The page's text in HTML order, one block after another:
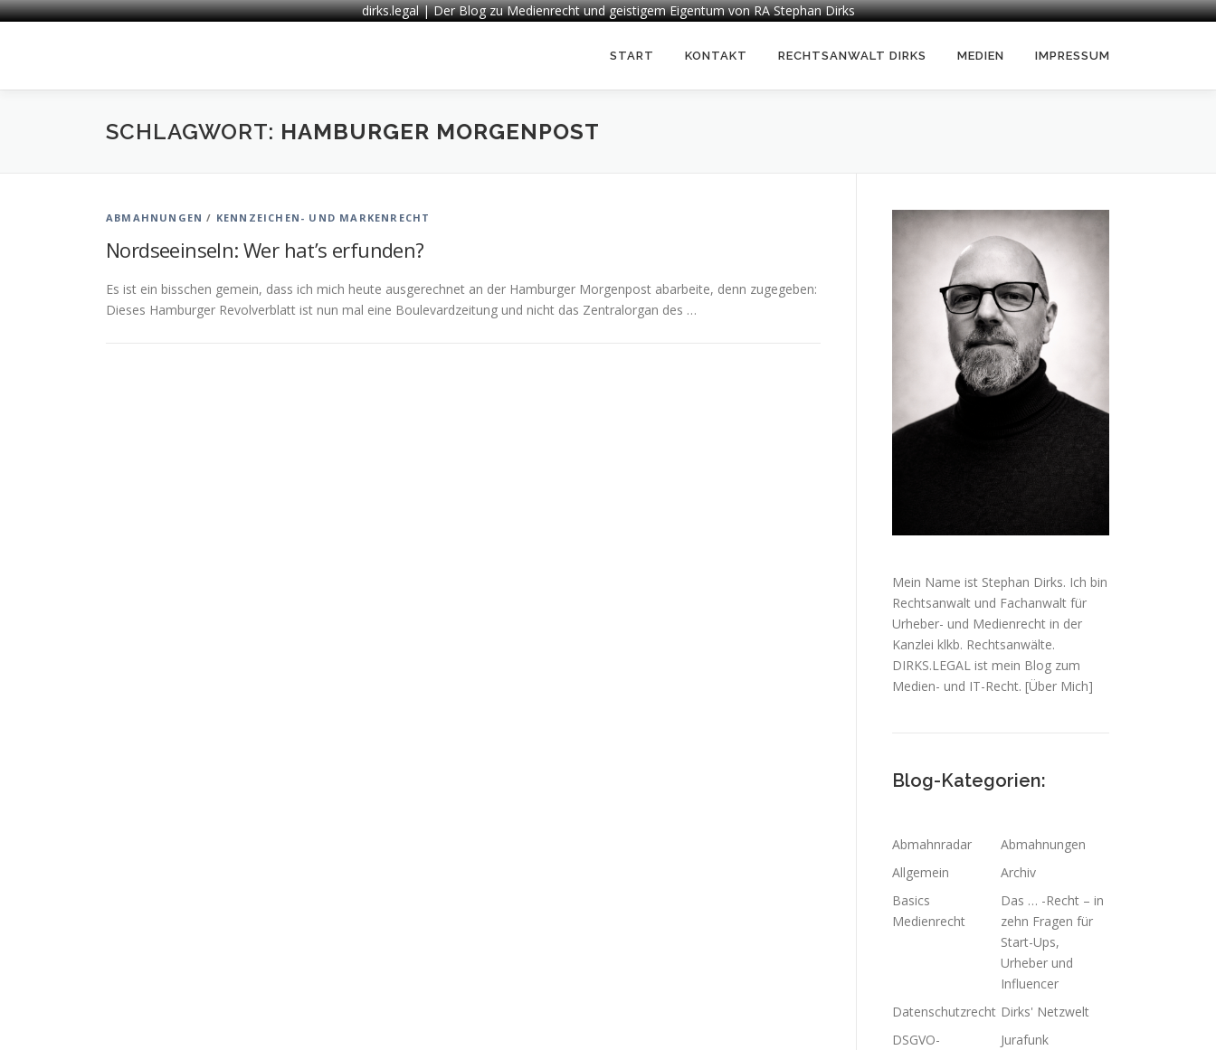
dirks.legal | Der Blog zu Medienrecht und geistigem Eigentum von RA Stephan Dirks
START KONTAKT RECHTSANWALT DIRKS MEDIEN IMPRESSUM
SCHLAGWORT: HAMBURGER MORGENPOST
ABMAHNUNGEN / KENNZEICHEN- UND MARKENRECHT
Nordseeinseln: Wer hat’s erfunden?
Es ist ein bisschen gemein, dass ich mich heute ausgerechnet an der Hamburger Morgenpost abarbeite, denn zugegeben:
Dieses Hamburger Revolverblatt ist nun mal eine Boulevardzeitung und nicht das Zentralorgan des …
Mein Name ist Stephan Dirks. Ich bin
Rechtsanwalt und Fachanwalt für
Urheber- und Medienrecht in der
Kanzlei klkb. Rechtsanwälte.
DIRKS.LEGAL ist mein Blog zum
Medien- und IT-Recht. [Über Mich]
Blog-Kategorien:
Abmahnradar
Abmahnungen
Allgemein
Archiv
Basics
Medienrecht
Das … -Recht – in
zehn Fragen für
Start-Ups,
Urheber und
Influencer
Datenschutzrecht Dirks' Netzwelt
DSGVO-
Jurafunk